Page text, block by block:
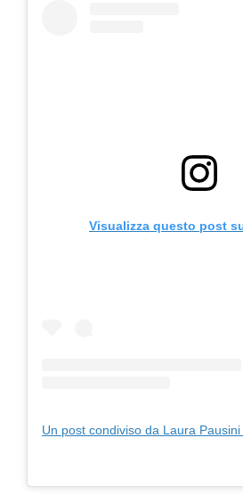
Visualizza questo post
Un post condiviso da Laura Pausini